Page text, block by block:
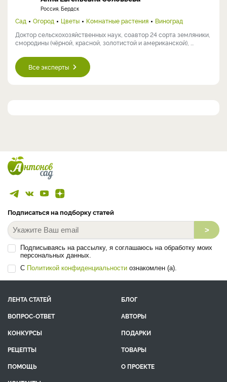
Россия, Бердск
Сад Огород Цветы Комнатные растения
Виноград
Доктор сельскохозяйственных наук, соавтор 24 сорта земляники,
смородины (чёрной, красной, золотистой и американской), ...
Все эксперты
Подписаться на подборку статей
>
Подписываясь на рассылку, я соглашаюсь на обработку моих
персональных данных.
С Политикой конфиденциальности ознакомлен (а).
ЛЕНТА СТАТЕЙ
БЛОГ
ВОПРОС-ОТВЕТ
АВТОРЫ
КОНКУРСЫ
ПОДАРКИ
РЕЦЕПТЫ
ТОВАРЫ
ПОМОЩЬ
О ПРОЕКТЕ